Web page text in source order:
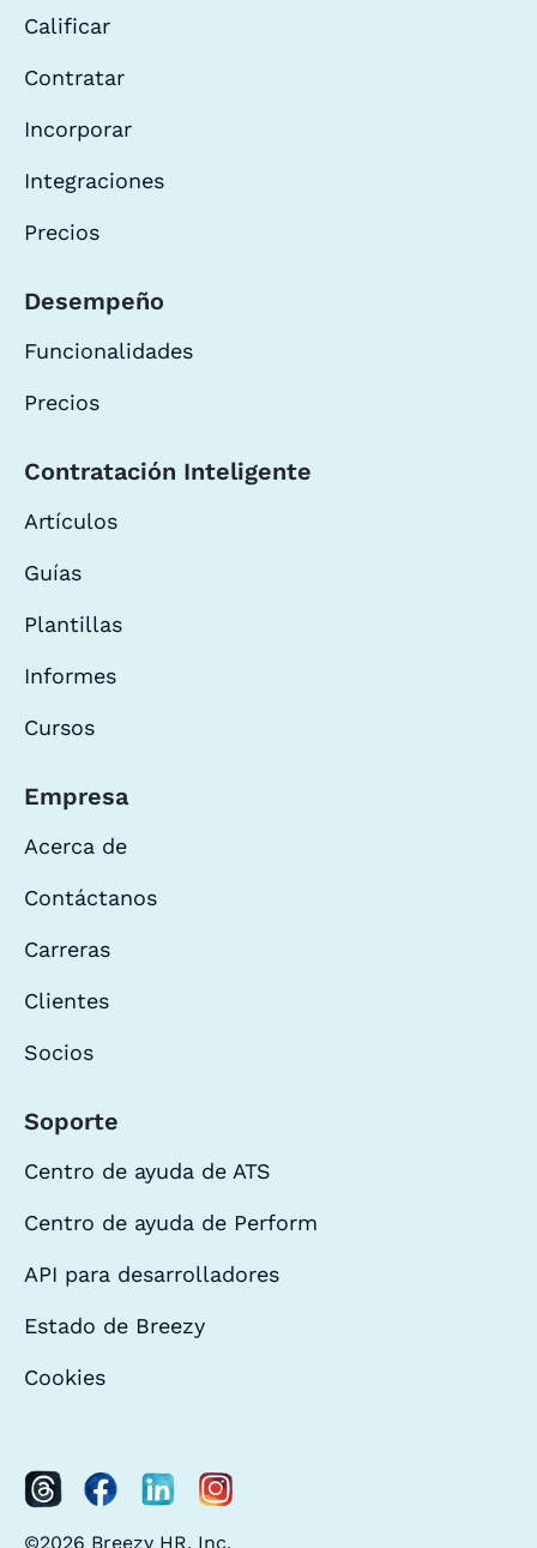
Calificar
Contratar
Incorporar
Integraciones
Precios
Desempeño
Funcionalidades
Precios
Contratación Inteligente
Artículos
Guías
Plantillas
Informes
Cursos
Empresa
Acerca de
Contáctanos
Carreras
Clientes
Socios
Soporte
Centro de ayuda de ATS
Centro de ayuda de Perform
API para desarrolladores
Estado de Breezy
Cookies
©2026 Breezy HR, Inc.